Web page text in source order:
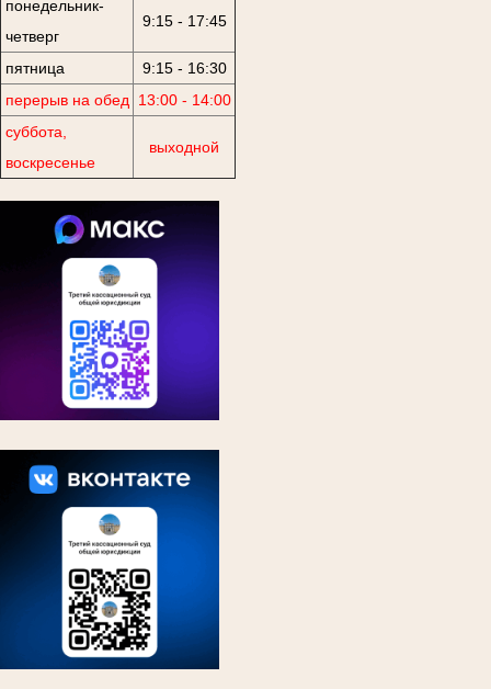
понедельник-
четверг
9:15 - 17:45
пятница
9:15 - 16:30
перерыв на обед
13:00 - 14:00
суббота,
воскресенье
выходной